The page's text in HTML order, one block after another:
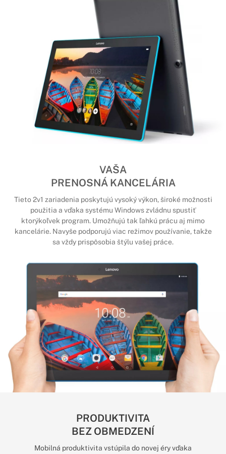
VAŠA
PRENOSNÁ KANCELÁRIA
Tieto 2v1 zariadenia poskytujú vysoký výkon, široké možnosti
použitia a vďaka systému Windows zvládnu spustiť
ktorýkoľvek program. Umožňujú tak ľahkú prácu aj mimo
kancelárie. Navyše podporujú viac režimov používanie, takže
sa vždy prispôsobia štýlu vašej práce.
PRODUKTIVITA
BEZ OBMEDZENÍ
Mobilná produktivita vstúpila do novej éry vďaka